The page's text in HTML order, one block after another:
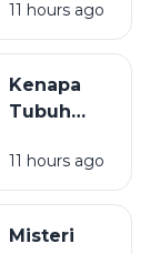
Lebih Dulu
daripada
11 hours ago
Kenapa
Tubuh
Ringan
Setelah
11 hours ago
Misteri